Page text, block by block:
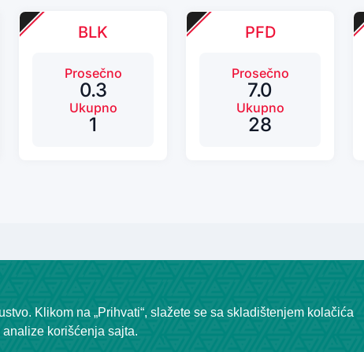
BLK
Prosečno
0.3
Ukupno
1
PFD
Prosečno
7.0
Ukupno
28
Tražite rešenje za svoju ligu?
Klikom na „Prihvati“, slažete se sa skladištenjem kolačića
korišćenja sajta.